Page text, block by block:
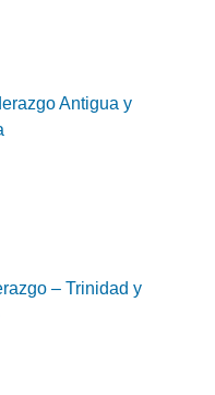
Antigua y
– Trinidad y